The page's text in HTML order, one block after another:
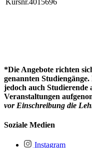
Kursnr.4015696
*Die Angebote richten
genannten
jedoch auch Studierende
Veranstaltungen
vor Einschreibung die
Soziale Medien
Instagram